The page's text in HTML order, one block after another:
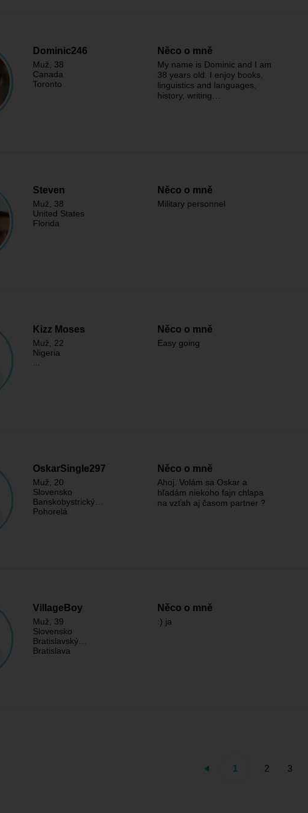
Dominic246
Muž , 38
Canada
Toronto
Něco o mně
My name is Dominic and I am
38 years old. I enjoy books,
linguistics and languages,
history, writing…
Steven
Muž , 38
United States
Florida
Něco o mně
Military personnel
Kizz Moses
Muž , 22
Nigeria
Něco o mně
Easy going
OskarSingle297
Muž , 20
Slovensko
Banskobystrický…
Pohorelá
Něco o mně
Ahoj. Volám sa Oskar a
hľadám niekoho fajn chlapa
na vzťah aj časom partner ?
VillageBoy
Muž , 39
Slovensko
Bratislavský…
Bratislava
Něco o mně
:) ja
1 2 3